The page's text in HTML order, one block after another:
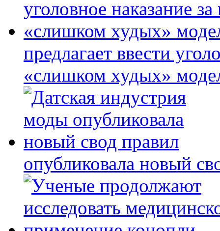
предлагает ввести
«слишком худых»
опубликовала новый